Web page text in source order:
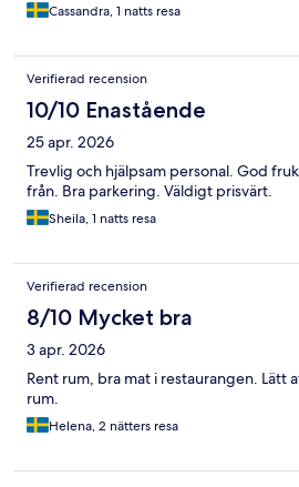
Cassandra, 1 natts resa
Verifierad recension
10/10 Enastående
25 apr. 2026
Trevlig och hjälpsam personal. God
från. Bra parkering. Väldigt prisvärt.
Sheila, 1 natts resa
Verifierad recension
8/10 Mycket bra
3 apr. 2026
Rent rum, bra mat i restaurangen. Lätt
rum.
Helena, 2 nätters resa